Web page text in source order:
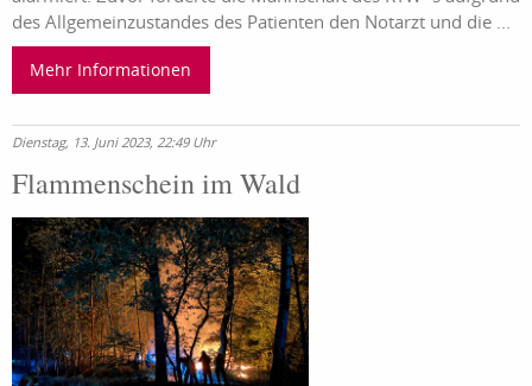
des Allgemeinzustandes des Patienten den Notarzt und die ...
Mehr Informationen
Dienstag, 13. Juni 2023, 22:49 Uhr
Flammenschein im Wald